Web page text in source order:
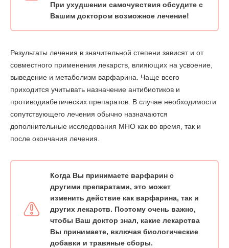
При ухудшении самочувствия обсудите с
Вашим доктором возможное лечение!
Результаты лечения в значительной степени зависят и от
совместного применения лекарств, влияющих на усвоение,
выведение и метаболизм варфарина. Чаще всего
приходится учитывать назначение антибиотиков и
противодиабетических препаратов. В случае необходимости
сопутствующего лечения обычно назначаются
дополнительные исследования МНО как во время, так и
после окончания лечения.
Когда Вы принимаете варфарин с
другими препаратами, это может
изменить действие как варфарина, так и
других лекарств. Поэтому очень важно,
чтобы Ваш доктор знал, какие лекарства
Вы принимаете, включая биологические
добавки и травяные сборы.